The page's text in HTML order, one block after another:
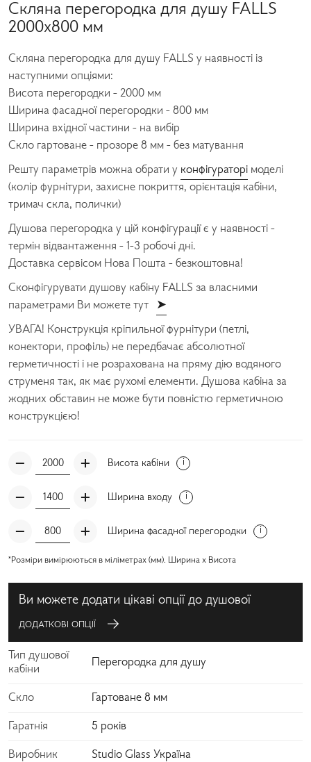
Скляна перегородка для душу FALLS
2000x800 мм
Скляна перегородка для душу FALLS у наявності із
наступними опціями:
Висота перегородки - 2000 мм
Ширина фасадної перегородки - 800 мм
Ширина вхідної частини - на вибір
Скло гартоване - прозоре 8 мм - без матування
Решту параметрів можна обрати у конфігураторі моделі
(колір фурнітури, захисне покриття, орієнтація кабіни,
тримач скла, полички)
Душова перегородка у цій конфігурації є у наявності -
термін відвантаження - 1-3 робочі дні.
Доставка сервісом Нова Пошта - безкоштовна!
Сконфігурувати душову кабіну FALLS за власними
параметрами Ви можете тут
➤
УВАГА! Конструкція кріпильної фурнітури (петлі,
конектори, профіль) не передбачає абсолютної
герметичності і не розрахована на пряму дію водяного
струменя так, як має рухомі елементи. Душова кабіна за
жодних обставин не може бути повністю герметичною
конструкцією!
Висота кабіни
Ширина входу
Ширина фасадної перегородки
*Розміри вимірюються в міліметрах (мм). Ширина x Висота
Ви можете додати цікаві опції до душової
ДОДАТКОВІ ОПЦІЇ
Тип душової
кабіни
Перегородка для душу
Скло Гартоване 8 мм
Гаратнія 5 років
Виробник Studio Glass Україна